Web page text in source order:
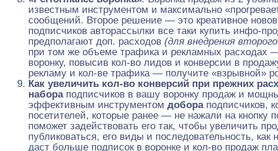
известным инструментом и максимально
сообщений. Второе решение — это креативное
подписчиков авторассылки все таки купить инфо-
предполагают доп. расходов (для внедрения
при том же объеме трафика и рекламных расходах
воронку, повысив кол-во лидов и конверсии в
рекламу и кол-ве трафика — получите «взрывной»
Как увеличить кол-во конверсий при прежних
набораподписчиков в вашу воронку продаж и
эффективным инструментом добораподписчиков,
посетителей, которые ранее — не нажали на кнопку
поможет задействовать его так, чтобы увеличить
публиковаться, его виды и последовательность,
даст больше подписок в воронке и кол-во продаж